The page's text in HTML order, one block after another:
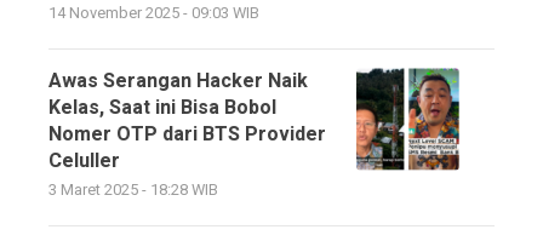
14 November 2025 - 09:03 WIB
Awas Serangan Hacker Naik
Kelas, Saat ini Bisa Bobol
Nomer OTP dari BTS Provider
Celuller
3 Maret 2025 - 18:28 WIB